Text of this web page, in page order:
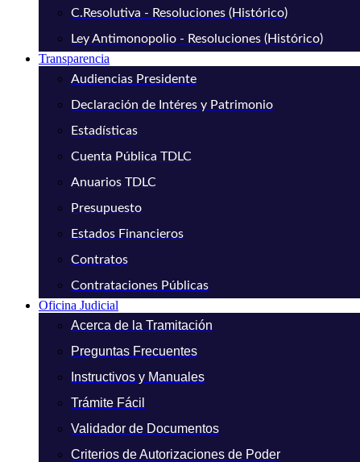
C.Resolutiva - Resoluciones (Histórico)
Ley Antimonopolio - Resoluciones (Histórico)
Transparencia
Audiencias Presidente
Declaración de Intéres y Patrimonio
Estadísticas
Cuenta Pública TDLC
Anuarios TDLC
Presupuesto
Estados Financieros
Contratos
Contrataciones Públicas
Oficina Judicial
Acerca de la Tramitación
Preguntas Frecuentes
Instructivos y Manuales
Trámite Fácil
Validador de Documentos
Criterios de Autorizaciones de Poder